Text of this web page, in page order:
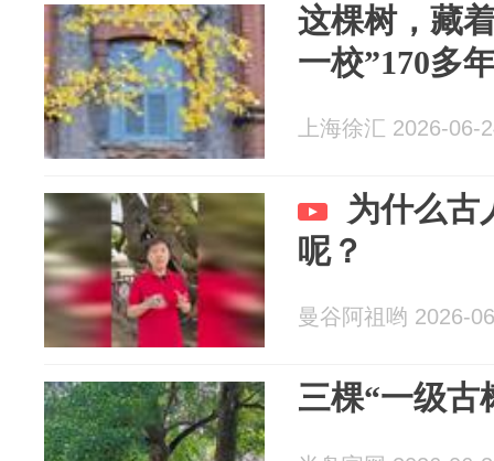
这棵树，藏
一校”170多
上海徐汇 2026-06-
为什么古
呢？
曼谷阿祖哟 2026-
三棵“一级古